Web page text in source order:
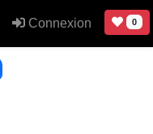
Connexion 0